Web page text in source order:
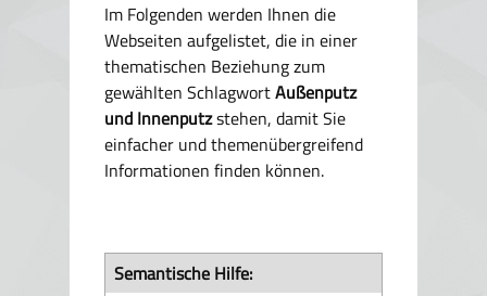
Im Folgenden werden Ihnen die
Webseiten aufgelistet, die in einer
thematischen Beziehung zum
gewählten SchlagwortAußenputz
und Innenputzstehen, damit Sie
einfacher und themenübergreifend
Informationen finden können.
Semantische Hilfe: